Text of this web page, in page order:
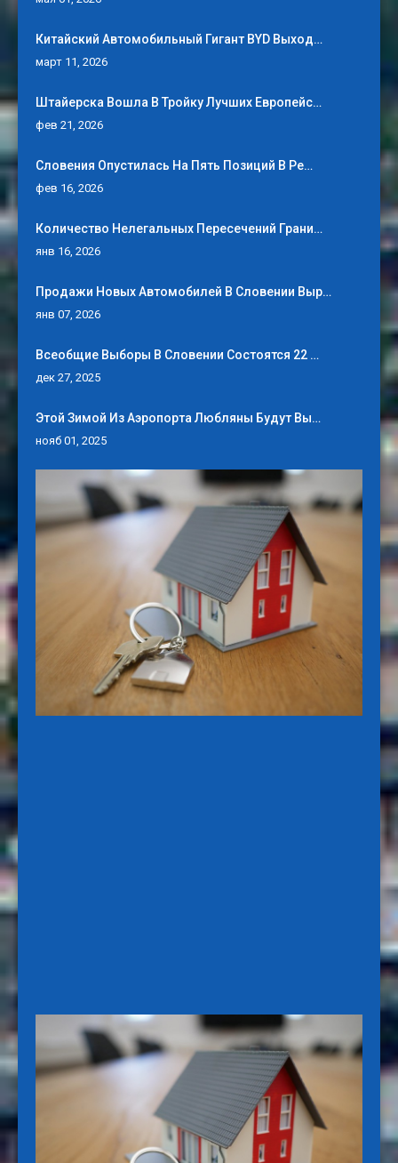
Китайский Автомобильный Гигант BYD Выход…
март 11, 2026
Штайерска Вошла В Тройку Лучших Европейс…
фев 21, 2026
Словения Опустилась На Пять Позиций В Ре…
фев 16, 2026
Количество Нелегальных Пересечений Грани…
янв 16, 2026
Продажи Новых Автомобилей В Словении Выр…
янв 07, 2026
Всеобщие Выборы В Словении Состоятся 22 …
дек 27, 2025
Этой Зимой Из Аэропорта Любляны Будут Вы…
нояб 01, 2025